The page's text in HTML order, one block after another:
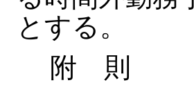
とする。
附 則